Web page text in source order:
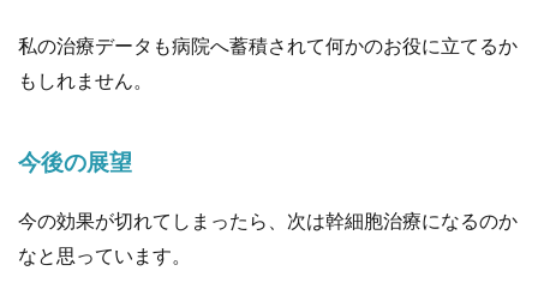
私の治療データも病院へ蓄積されて何かのお役に立てるか
もしれません。
今後の展望
今の効果が切れてしまったら、次は幹細胞治療になるのか
なと思っています。